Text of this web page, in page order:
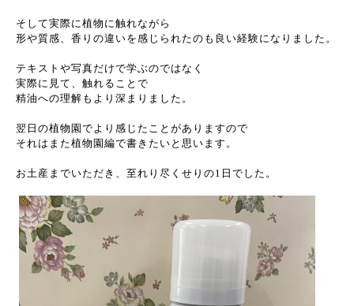
そして実際に植物に触れながら
形や質感、香りの違いを感じられたのも良い経験になりました。
テキストや写真だけで学ぶのではなく
実際に見て、触れることで
精油への理解もより深まりました。
翌日の植物園でより感じたことがありますので
それはまた植物園編で書きたいと思います。
お土産までいただき、至れり尽くせりの1日でした。